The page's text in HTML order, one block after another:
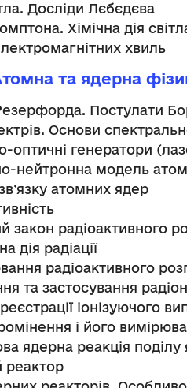
Досліди Лєбєдєва
Хімічна дія
хвиль
та ядерна
Постулати
Основи
оптичні генератори
нейтронна модель
атомних ядер
закон радіоактивного
дія радіації
радіоактивного
та застосування
іонізуючого
і його
ядерна реакція поділу
реактор